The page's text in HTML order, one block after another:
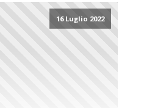
16 Luglio 2022